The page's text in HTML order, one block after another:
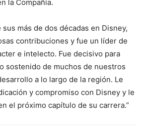
la Compañía.
más de dos décadas en Disney,
contribuciones y fue un líder de
e intelecto. Fue decisivo para
sostenido de muchos de nuestros
a lo largo de la región. Le
y compromiso con Disney y le
el próximo capítulo de su carrera.”